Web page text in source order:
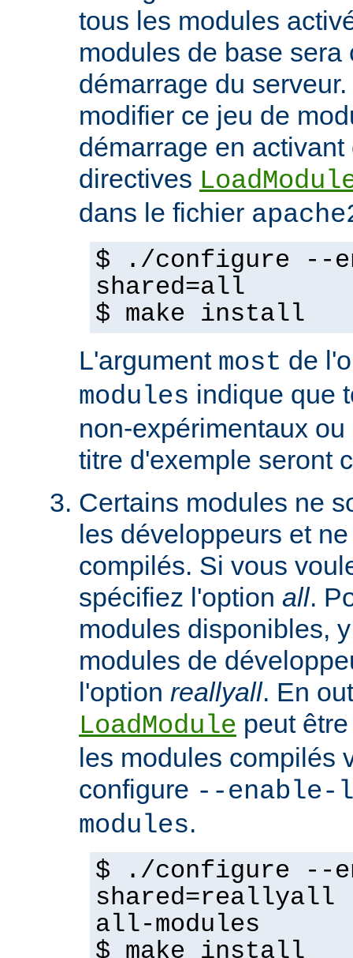
tous les modules
modules de base sera
démarrage du
modifier ce jeu de
démarrage en
directives
dans le fichier
$ ./configure --
shared=all
$ make install
L'argument most de
modules indique que
non-expérimentaux
titre d'exemple seront
Certains modules ne
les développeurs et
compilés. Si vous
spécifiez l'option all.
modules disponibles,
modules de
l'option reallyall. En
LoadModule peut
les modules compilés
configure --
modules.
$ ./configure --
shared=reallyall
all-modules
$ make install